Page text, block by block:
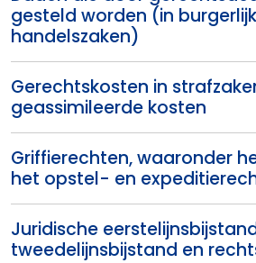
gesteld worden (in
handelszaken)
Gerechtskosten in
geassimileerde kosten
Griffierechten, waaronder
het opstel- en
Juridische
tweedelijnsbijstand en